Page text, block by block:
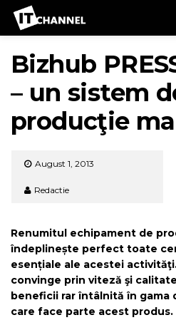
Bizhub
– un sistem
producţie
August 1, 2013
Redactie
Renumitul echipament de
îndeplinește perfect toate
esențiale ale acestei
convinge prin viteză şi
beneficii rar întâlnită în gama
care face parte acest produs.